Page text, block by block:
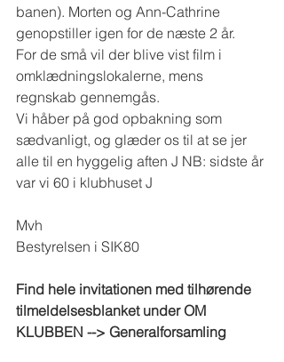
banen). Morten og Ann-Cathrine
genopstiller igen for de næste 2 år.
For de små vil der blive vist film i
omklædningslokalerne, mens
regnskab gennemgås.
Vi håber på god opbakning som
sædvanligt, og glæder os til at se jer
alle til en hyggelig aften J NB: sidste år
var vi 60 i klubhuset J
Mvh
Bestyrelsen i SIK80
Find hele invitationen med tilhørende
tilmeldelsesblanket under OM
KLUBBEN --> Generalforsamling